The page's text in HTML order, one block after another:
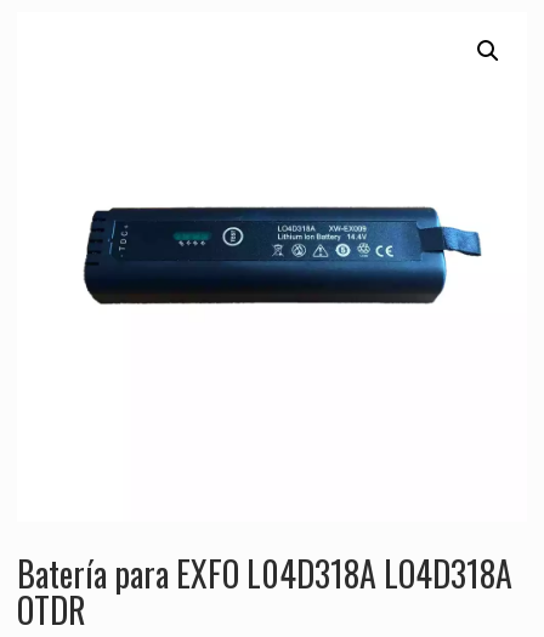
Batería para EXFO L04D318A LO4D318A
OTDR